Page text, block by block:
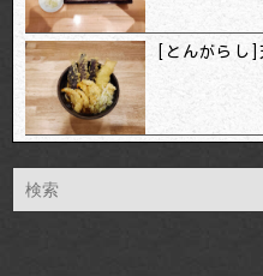
[とんがら